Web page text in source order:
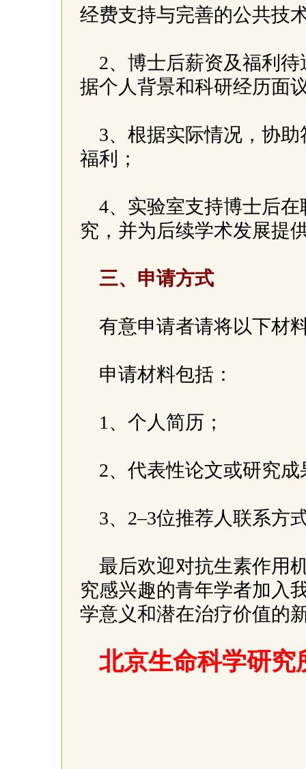
经费支持与完善的公共技
2、博士后薪资及福利
据个人背景和科研经历面
3、根据实际情况，协
福利；
4、实验室支持博士后
究，并为后续学术发展提
三、申请方式
有意申请者请将以下材
申请材料包括：
1、个人简历；
2、代表性论文或研究
3、2–3位推荐人联系方
最后欢迎对抗生素作用
究感兴趣的青年学者加入
学意义和潜在治疗价值的
北京生命科学研究